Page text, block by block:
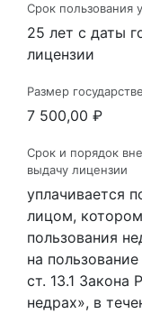
Срок пользования
25 лет с даты
лицензии
Размер
7 500,00 ₽
Срок и порядок
выдачу лицензии
уплачивается
лицом,
пользования
на
ст. 13.1
недрах», в